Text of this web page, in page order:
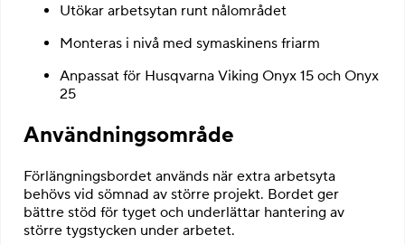
Utökar arbetsytan runt nålområdet
Monteras i nivå med symaskinens friarm
Anpassat för Husqvarna Viking Onyx 15 och Onyx
25
Användningsområde
Förlängningsbordet används när extra arbetsyta
behövs vid sömnad av större projekt. Bordet ger
bättre stöd för tyget och underlättar hantering av
större tygstycken under arbetet.